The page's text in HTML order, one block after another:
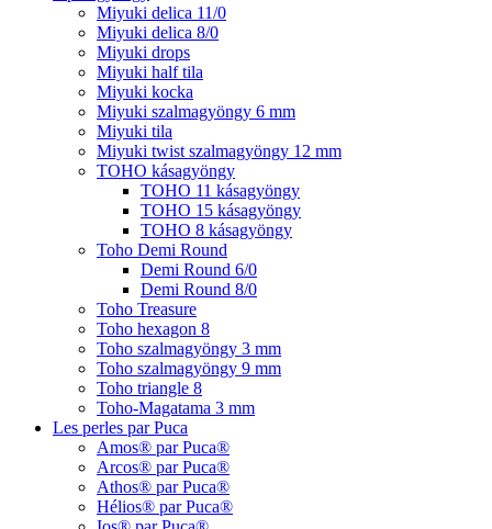
Miyuki delica 11/0
Miyuki delica 8/0
Miyuki drops
Miyuki half tila
Miyuki kocka
Miyuki szalmagyöngy 6 mm
Miyuki tila
Miyuki twist szalmagyöngy 12 mm
TOHO kásagyöngy
TOHO 11 kásagyöngy
TOHO 15 kásagyöngy
TOHO 8 kásagyöngy
Toho Demi Round
Demi Round 6/0
Demi Round 8/0
Toho Treasure
Toho hexagon 8
Toho szalmagyöngy 3 mm
Toho szalmagyöngy 9 mm
Toho triangle 8
Toho-Magatama 3 mm
Les perles par Puca
Amos® par Puca®
Arcos® par Puca®
Athos® par Puca®
Hélios® par Puca®